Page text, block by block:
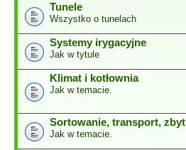
Tunele
Wszystko o tunelach
Systemy irygacyjne
Jak w tytule
Klimat i kotłownia
Jak w temacie.
Sortowanie, transport, zbyt
Jak w temacie.